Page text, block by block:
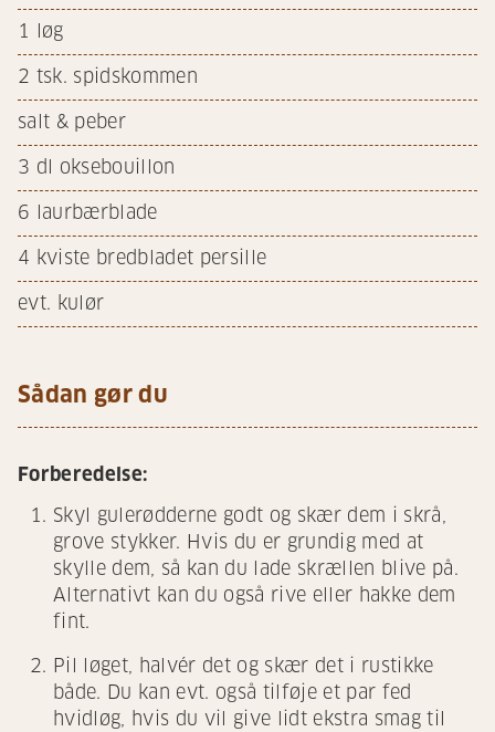
1 løg
2 tsk. spidskommen
salt & peber
3 dl oksebouillon
6 laurbærblade
4 kviste bredbladet persille
evt. kulør
Sådan gør du
Forberedelse:
Skyl gulerødderne godt og skær dem i skrå,
grove stykker. Hvis du er grundig med at
skylle dem, så kan du lade skrællen blive på.
Alternativt kan du også rive eller hakke dem
fint.
Pil løget, halvér det og skær det i rustikke
både. Du kan evt. også tilføje et par fed
hvidløg, hvis du vil give lidt ekstra smag til